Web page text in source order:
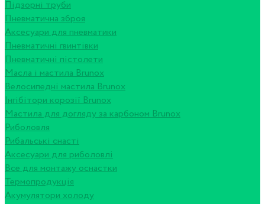
Підзорні труби
Пневматична зброя
Аксесуари для пневматики
Пневматичні гвинтівки
Пневматичні пістолети
Масла і мастила Brunox
Велосипедні мастила Brunox
Інгібітори корозії Brunox
Мастила для догляду за карбоном Brunox
Риболовля
Рибальські снасті
Аксесуари для риболовлі
Все для монтажу оснастки
Термопродукція
Акумулятори холоду